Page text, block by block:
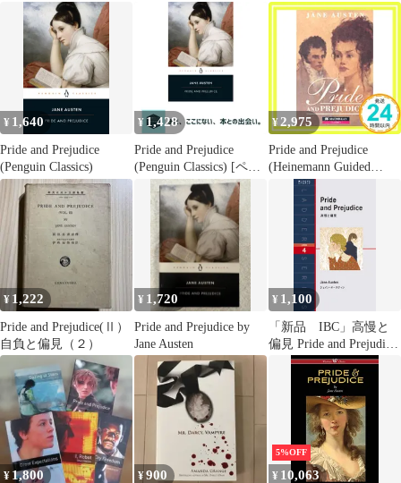
classics) / Jane Austen、
Vivien Jones / Penguin
Books
『Prejudice And Pride』
¥ 1,640
Pride and Prejudice
(Penguin Classics)
¥ 1,428
Pride and Prejudice
(Penguin Classics) [ペー
パーバック] Austen,
Jane; Jones, Vivien
¥2,975
Pride and Prejudice
(Heinemann Guided
Readers) Tarner，
Margaret; Milne，
John_02
¥ 1,222
Pride and Prejudice(Ⅱ）
自負と偏見（２）
¥ 1,720
Pride and Prejudice by
Jane Austen
¥ 1,100
「新品 IBC」高慢と
偏見 Pride and Prejudice
(ラダーシリーズ Level
4) [単行本（ソフトカバ
ー）] ジェイン・オー
スティン 寺沢美紀
¥ 1,800 ¥900
5%OFF
¥ 10,063